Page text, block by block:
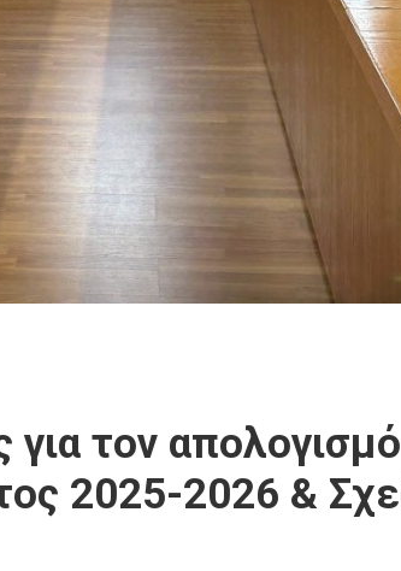
τον
2025-2026 &